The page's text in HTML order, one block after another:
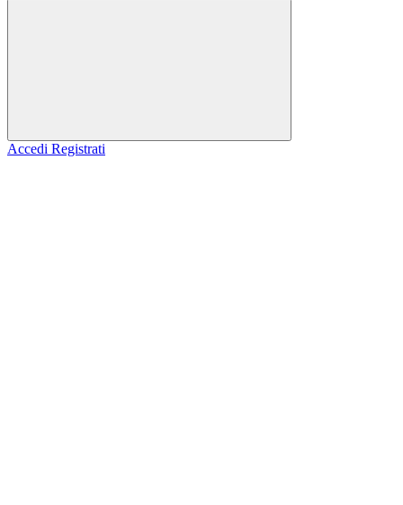
Accedi Registrati